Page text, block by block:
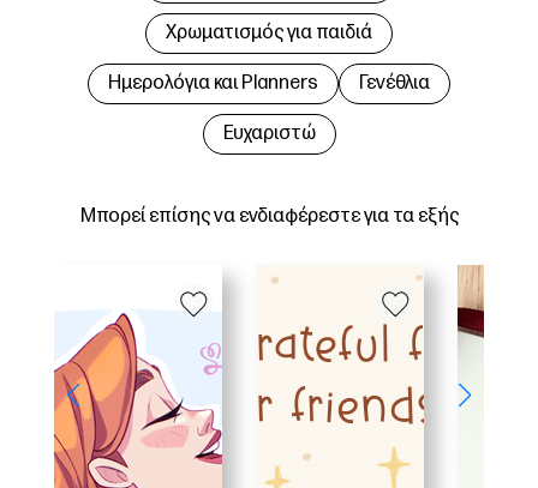
Μπορεί επίσης να ενδιαφέρεστε για τα εξής
Χρωματισμός για παιδιά
Hμερολόγια και Planners Γενέθλια
Ευχαριστώ